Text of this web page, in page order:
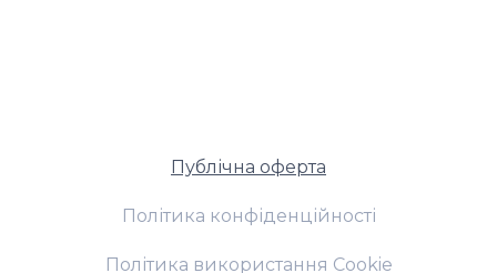
Публічна оферта
Політика конфіденційності
Політика використання Cookie